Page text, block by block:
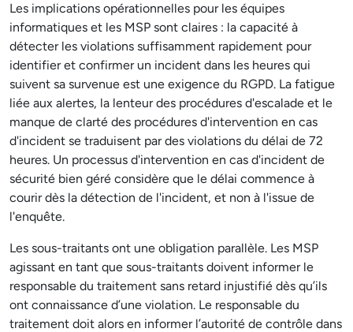
Les implications opérationnelles pour les équipes
informatiques et les MSP sont claires : la capacité à
détecter les violations suffisamment rapidement pour
identifier et confirmer un incident dans les heures qui
suivent sa survenue est une exigence du RGPD. La fatigue
liée aux alertes, la lenteur des procédures d'escalade et le
manque de clarté des procédures d'intervention en cas
d'incident se traduisent par des violations du délai de 72
heures. Un processus d'intervention en cas d'incident de
sécurité bien géré considère que le délai commence à
courir dès la détection de l'incident, et non à l'issue de
l'enquête.
Les sous-traitants ont une obligation parallèle. Les MSP
agissant en tant que sous-traitants doivent informer le
responsable du traitement sans retard injustifié dès qu’ils
ont connaissance d’une violation. Le responsable du
traitement doit alors en informer l’autorité de contrôle dans